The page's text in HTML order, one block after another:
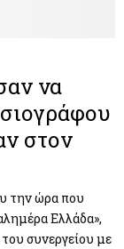
να
στον
την ώρα που
Ελλάδα»,
συνεργείου με